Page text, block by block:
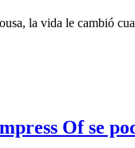
la vida le cambió
Of se